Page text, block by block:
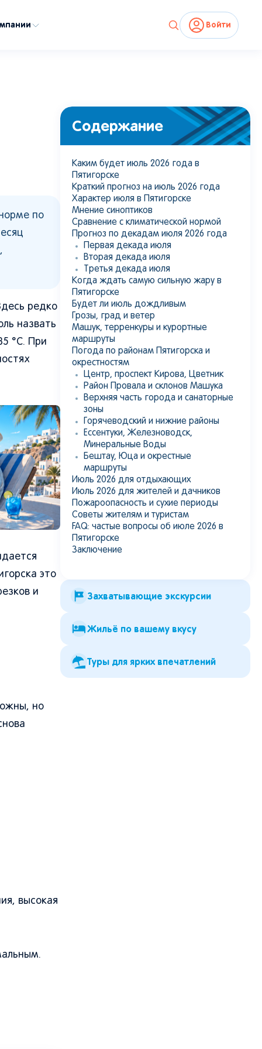
Войти
по
редко
назвать
°C. При
это
и
но
высокая
Содержание
Каким будет июль 2026 года в
Пятигорске
Краткий прогноз на июль 2026 года
Характер июля в Пятигорске
Мнение синоптиков
Сравнение с климатической нормой
Прогноз по декадам июля 2026 года
Первая декада июля
Вторая декада июля
Третья декада июля
Когда ждать самую сильную жару в
Пятигорске
Будет ли июль дождливым
Грозы, град и ветер
Машук, терренкуры и курортные
маршруты
Погода по районам Пятигорска и
окрестностям
Центр, проспект Кирова, Цветник
Район Провала и склонов Машука
Верхняя часть города и санаторные
зоны
Горячеводский и нижние районы
Ессентуки, Железноводск,
Минеральные Воды
Бештау, Юца и окрестные
маршруты
Июль 2026 для отдыхающих
Июль 2026 для жителей и дачников
Пожароопасность и сухие периоды
Советы жителям и туристам
FAQ: частые вопросы об июле 2026 в
Пятигорске
Заключение
Захватывающие экскурсии
Жильё по вашему вкусу
Туры для ярких впечатлений